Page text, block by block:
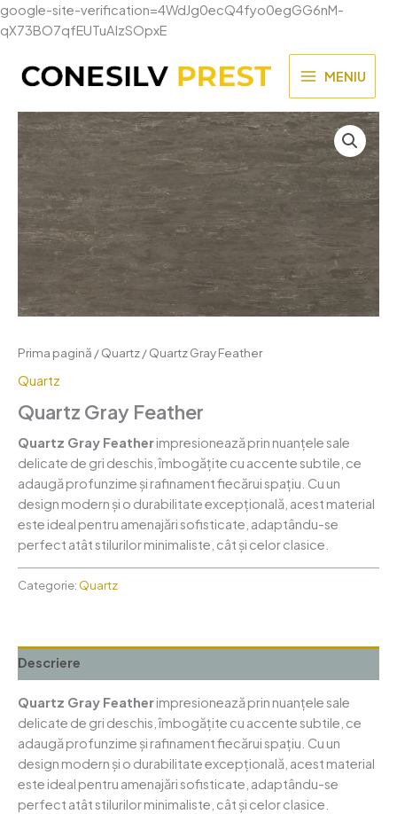
google-site-verification=4WdJg0ecQ4fyo0egGG6nM-
qX73BO7qfEUTuAIzSOpxESkip
content
MENU
MENIU
Prima pagină /Quartz/ Quartz Gray Feather
Quartz
Quartz Gray Feather
Quartz Gray Featherimpresionează prin nuanțele sale
delicate de gri deschis, îmbogățite cu accente subtile, ce
adaugă profunzime și rafinament fiecărui spațiu. Cu un
design modern și o durabilitate excepțională, acest material
este ideal pentru amenajări sofisticate, adaptându-se
perfect atât stilurilor minimaliste, cât și celor clasice.
Categorie: Quartz
Descriere
Quartz Gray Featherimpresionează prin nuanțele sale
delicate de gri deschis, îmbogățite cu accente subtile, ce
adaugă profunzime și rafinament fiecărui spațiu. Cu un
design modern și o durabilitate excepțională, acest material
este ideal pentru amenajări sofisticate, adaptându-se
perfect atât stilurilor minimaliste, cât și celor clasice.